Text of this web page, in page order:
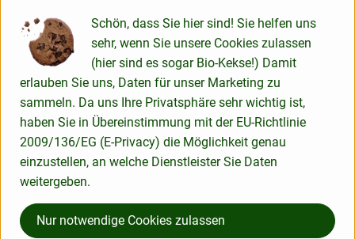
Peter Riegel Weinimport GmbH
D 78359 Orsingen
Unser Verständnis von QualitätWir sind leidenschaftliche
Weinfreunde, haben Spaß am Genuss und sind überzeugt,
mit einem erhaltenswerten Kulturgut zu handeln. Wein wird
für uns nie ein seelenloser Massenartikel sein. Ökologie,
Qualität und Genuss gehören für uns zusammen. Qualität
beginnt bei uns im Aufbau von vertrauensvollen
Schön, dass Sie hier sind! Sie helfen uns
sehr, wenn Sie unsere Cookies zulassen
(hier sind es sogar Bio-Kekse!) Damit
erlauben Sie uns, Daten für unser Marketing zu
sammeln. Da uns Ihre Privatsphäre sehr wichtig ist,
haben Sie in Übereinstimmung mit der EU-Richtlinie
2009/136/EG (E-Privacy) die Möglichkeit genau
einzustellen, an welche Dienstleister Sie Daten
weitergeben.
Nur notwendige Cookies zulassen